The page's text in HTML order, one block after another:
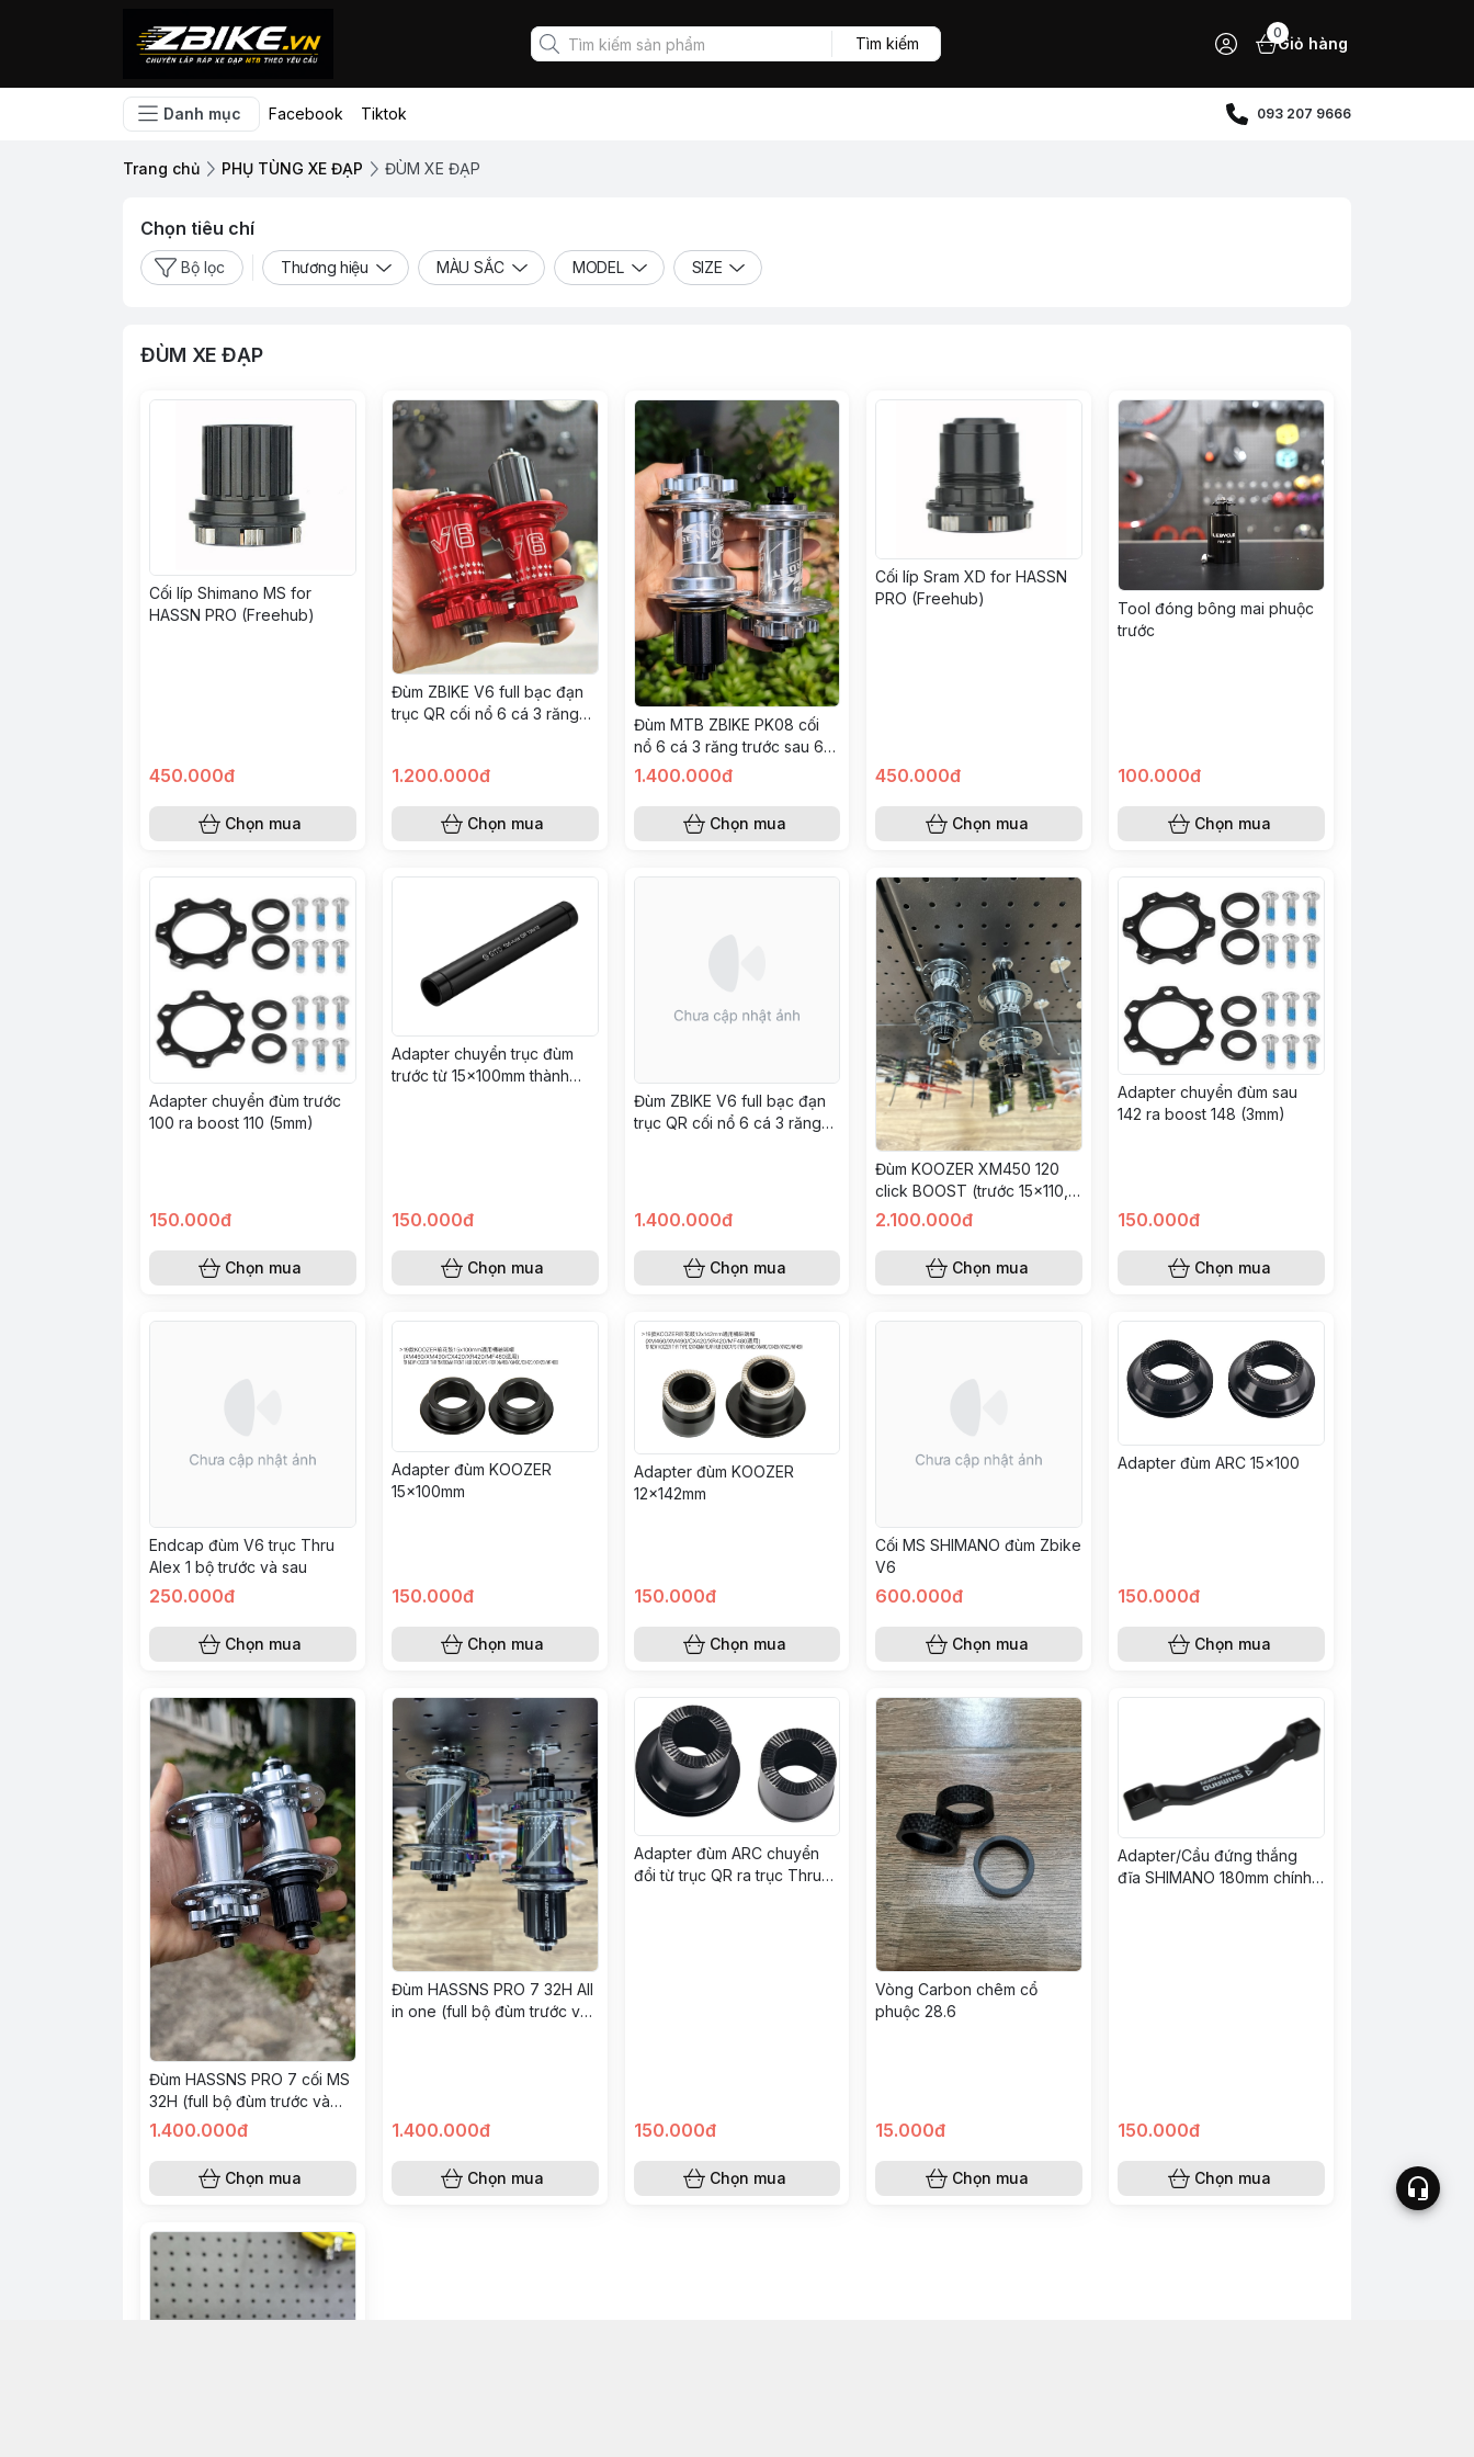
Tìm kiếm
0
Giỏ hàng
Danh mục Facebook Tiktok 093 207 9666
Trang chủ PHỤ TÙNG XE ĐẠP ĐÙM XE ĐẠP
Chọn tiêu chí
Bộ lọc Thương hiệu MÀU SẮC MODEL SIZE
ĐÙM XE ĐẠP
Cối líp Shimano MS for
HASSN PRO (Freehub)
450.000đ
Chọn mua
Đùm ZBIKE V6 full bạc đạn
trục QR cối nổ 6 cá 3 răng
1.200.000đ
Chọn mua
Đùm MTB ZBIKE PK08 cối
nổ 6 cá 3 răng trước sau 6
bạc đạn NSK
1.400.000đ
Chọn mua
Cối líp Sram XD for HASSN
PRO (Freehub)
450.000đ
Chọn mua
Tool đóng bông mai phuộc
trước
100.000đ
Chọn mua
Adapter chuyển đùm trước
100 ra boost 110 (5mm)
150.000đ
Chọn mua
Adapter chuyển trục đùm
trước từ 15x100mm thành
150.000đ
Chọn mua
Đùm ZBIKE V6 full bạc đạn
trục QR cối nổ 6 cá 3 răng
1.400.000đ
Chọn mua
Đùm KOOZER XM450 120
click BOOST (trước 15x110,
sau 12x148)
2.100.000đ
Chọn mua
Adapter chuyển đùm sau
142 ra boost 148 (3mm)
150.000đ
Chọn mua
Endcap đùm V6 trục Thru
Alex 1 bộ trước và sau
250.000đ
Chọn mua
Adapter đùm KOOZER
15x100mm
150.000đ
Chọn mua
Adapter đùm KOOZER
12x142mm
150.000đ
Chọn mua
Cối MS SHIMANO đùm Zbike
V6
600.000đ
Chọn mua
Adapter đùm ARC 15x100
150.000đ
Chọn mua
Đùm HASSNS PRO 7 cối MS
32H (full bộ đùm trước và
sau) - Màu TITAN
1.400.000đ
Chọn mua
Đùm HASSNS PRO 7 32H All
in one (full bộ đùm trước và
1.400.000đ
Chọn mua
Adapter đùm ARC chuyển
đổi từ trục QR ra trục Thru
150.000đ
Chọn mua
Vòng Carbon chêm cổ
phuộc 28.6
15.000đ
Chọn mua
Adapter/Cầu đứng thắng
đĩa SHIMANO 180mm chính
150.000đ
Chọn mua